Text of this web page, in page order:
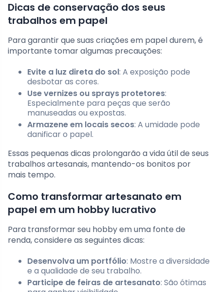
Dicas de conservação dos seus
trabalhos em papel
Para garantir que suas criações em papel durem, é
importante tomar algumas precauções:
Evite a luz direta do sol: A exposição pode
desbotar as cores.
Use vernizes ou sprays protetores:
Especialmente para peças que serão
manuseadas ou expostas.
Armazene em locais secos: A umidade pode
danificar o papel.
Essas pequenas dicas prolongarão a vida útil de seus
trabalhos artesanais, mantendo-os bonitos por
mais tempo.
Como transformar artesanato em
papel em um hobby lucrativo
Para transformar seu hobby em uma fonte de
renda, considere as seguintes dicas:
Desenvolva um portfólio: Mostre a diversidade
e a qualidade de seu trabalho.
Participe de feiras de artesanato: São ótimas